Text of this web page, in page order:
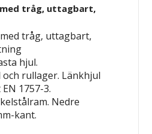
med tråg, uttagbart,
tråg, uttagbart,
hjul.
rullager. Länkhjul
1757-3.
Nedre
kant.